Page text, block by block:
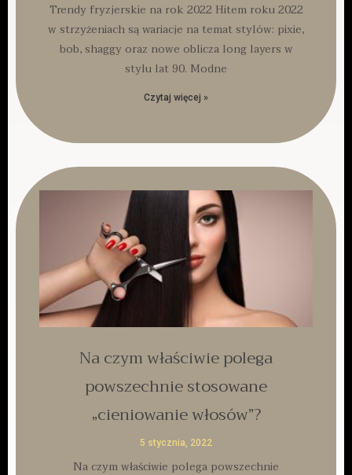
Trendy fryzjerskie na rok 2022 Hitem roku 2022
w strzyżeniach są wariacje na temat stylów: pixie,
bob, shaggy oraz nowe oblicza long layers w
stylu lat 90. Modne
Czytaj więcej »
Na czym właściwie polega
powszechnie stosowane
„cieniowanie włosów”?
5 stycznia, 2022
Na czym właściwie polega powszechnie